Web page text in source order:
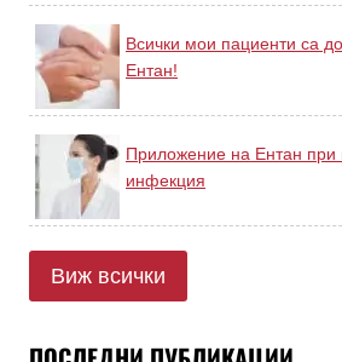
Всички мои пациенти са
Ентан!
Приложение на Ентан при
инфекция
Виж всички